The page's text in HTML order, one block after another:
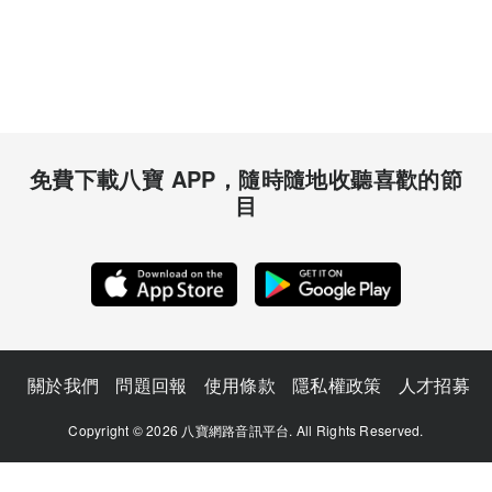
免費下載八寶 APP，隨時隨地收聽喜歡的節
目
關於我們 問題回報 使用條款 隱私權政策 人才招募
Copyright © 2026 八寶網路音訊平台. All Rights Reserved.